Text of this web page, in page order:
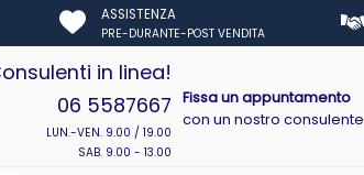
ASSISTENZA
PRE-DURANTE-POST VENDITA
in linea!
06 5587667
LUN.-VEN. 9.00 / 19.00
SAB. 9.00 - 13.00
Fissa un appuntamento
con un nostro consulente